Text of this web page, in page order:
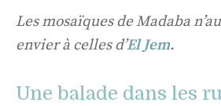
Les mosaïques de Madaba
envier à celles d’El Jem.
Une balade dans les